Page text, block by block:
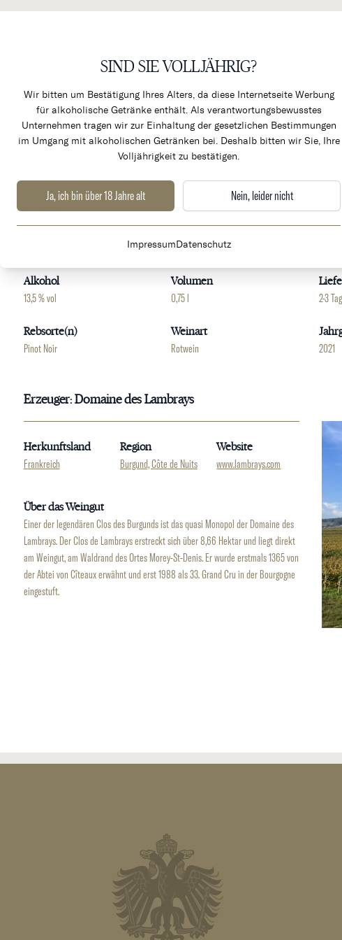
SIND SIE VOLLJÄHRIG?
Wir bitten um Bestätigung Ihres Alters, da diese Internetseite Werbung
für alkoholische Getränke enthält. Als verantwortungsbewusstes
Unternehmen tragen wir zur Einhaltung der gesetzlichen Bestimmungen
im Umgang mit alkoholischen Getränken bei. Deshalb bitten wir Sie, Ihre
Volljährigkeit zu bestätigen.
Ja, ich bin über 18 Jahre alt Nein, leider nicht
ImpressumDatenschutz
KÜCHENPRODUKTE &
Frankreich
Alkohol
13,5 % vol
Volumen
0,75 l 2-3
Rebsorte(n)
Pinot Noir
Weinart
Rotwein 2021
Erzeuger: Domaine des Lambrays
Herkunftsland
Frankreich
Region
Burgund, Côte de Nuits
Website
www.lambrays.com
Über das Weingut
Einer der legendären Clos des Burgunds ist das quasi Monopol der Domaine des
Lambrays. Der Clos de Lambrays erstreckt sich über 8,66 Hektar und liegt direkt
am Weingut, am Waldrand des Ortes Morey-St-Denis. Er wurde erstmals 1365 von
der Abtei von Cîteaux erwähnt und erst 1988 als 33. Grand Cru in der Bourgogne
eingestuft.